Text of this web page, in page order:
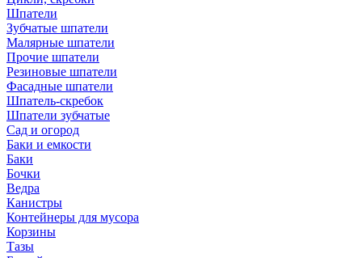
Шпатели
Зубчатые шпатели
Малярные шпатели
Прочие шпатели
Резиновые шпатели
Фасадные шпатели
Шпатель-скребок
Шпатели зубчатые
Сад и огород
Баки и емкости
Баки
Бочки
Ведра
Канистры
Контейнеры для мусора
Корзины
Тазы